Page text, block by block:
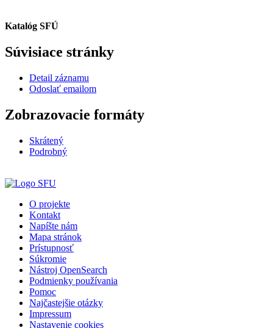
Katalóg SFÚ
Súvisiace stránky
Detail záznamu
Odoslať emailom
Zobrazovacie formáty
Skrátený
Podrobný
O projekte
Kontakt
Napíšte nám
Mapa stránok
Prístupnosť
Súkromie
Nástroj OpenSearch
Podmienky používania
Pomoc
Najčastejšie otázky
Impressum
Nastavenie cookies